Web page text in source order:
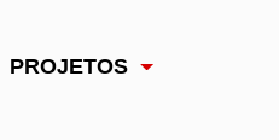
PROJETOS